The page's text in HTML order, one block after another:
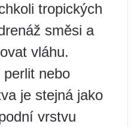
tropických
směsi a
vláhu.
nebo
je stejná jako
vrstvu